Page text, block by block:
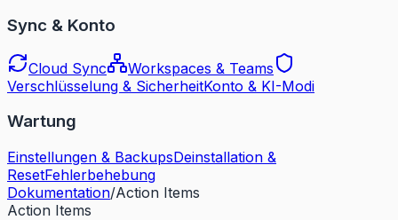
Sync & Konto
Cloud Sync
Workspaces & Teams
Verschlüsselung & SicherheitKonto & KI-Modi
Wartung
Einstellungen & BackupsDeinstallation &
ResetFehlerbehebung
Dokumentation/Action Items
Action Items